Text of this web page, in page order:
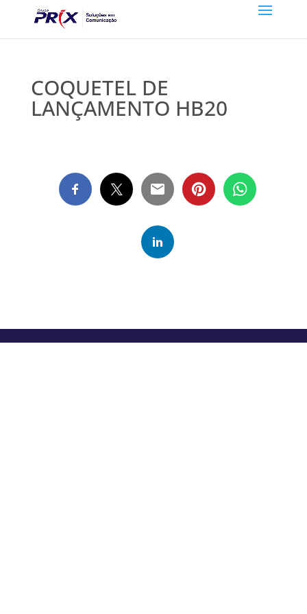
COQUETEL DE
LANÇAMENTO HB20